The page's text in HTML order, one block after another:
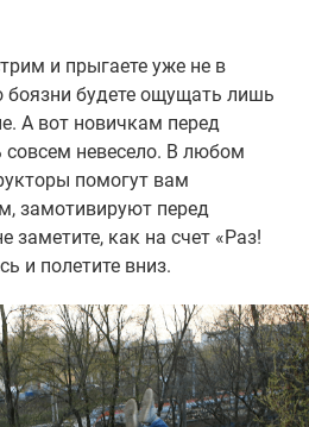
и прыгаете уже не в
боязни будете ощущать лишь
А вот новичкам перед
невесело. В любом
помогут вам
замотивируют перед
как на счет «Раз!
и полетите вниз.